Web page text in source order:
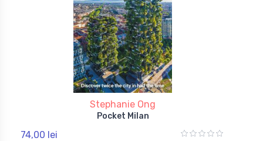
Stephanie Ong
Pocket Milan
74,00 lei